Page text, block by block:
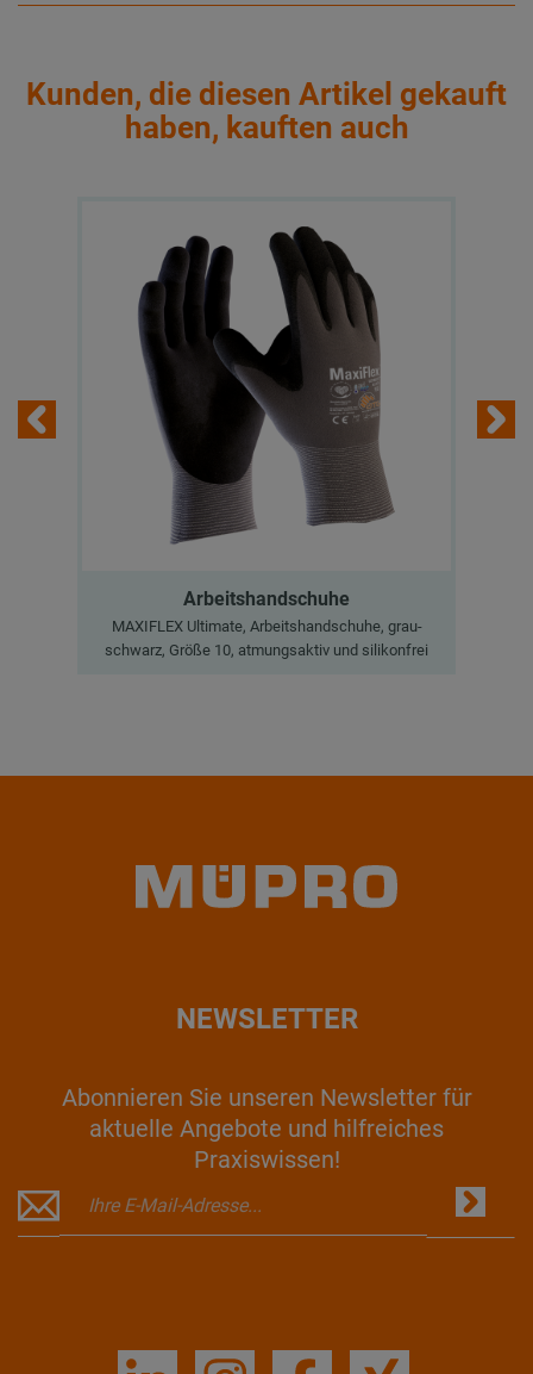
Kunden, die diesen Artikel gekauft
haben, kauften auch
Arbeitshandschuhe
MAXIFLEX Ultimate, Arbeitshandschuhe, grau-
schwarz, Größe 10, atmungsaktiv und silikonfrei
NEWSLETTER
Abonnieren Sie unseren Newsletter für
aktuelle Angebote und hilfreiches
Praxiswissen!